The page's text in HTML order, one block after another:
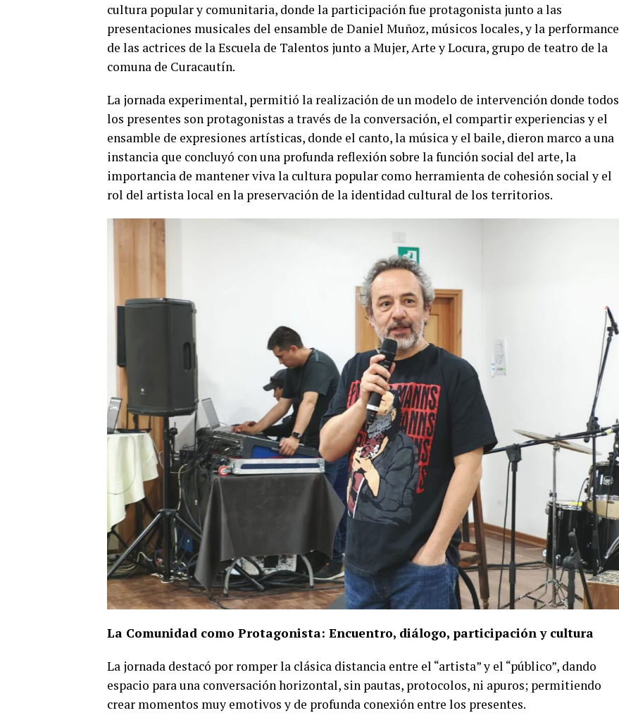
cultura popular y comunitaria, donde la participación fue protagonista junto a las
presentaciones musicales del ensamble de Daniel Muñoz, músicos locales, y la performance
de las actrices de la Escuela de Talentos junto a Mujer, Arte y Locura, grupo de teatro de la
comuna de Curacautín.
La jornada experimental, permitió la realización de un modelo de intervención donde todos
los presentes son protagonistas a través de la conversación, el compartir experiencias y el
ensamble de expresiones artísticas, donde el canto, la música y el baile, dieron marco a una
instancia que concluyó con una profunda reflexión sobre la función social del arte, la
importancia de mantener viva la cultura popular como herramienta de cohesión social y el
rol del artista local en la preservación de la identidad cultural de los territorios.
La Comunidad como Protagonista: Encuentro, diálogo, participación y cultura
La jornada destacó por romper la clásica distancia entre el “artista” y el “público”, dando
espacio para una conversación horizontal, sin pautas, protocolos, ni apuros; permitiendo
crear momentos muy emotivos y de profunda conexión entre los presentes.